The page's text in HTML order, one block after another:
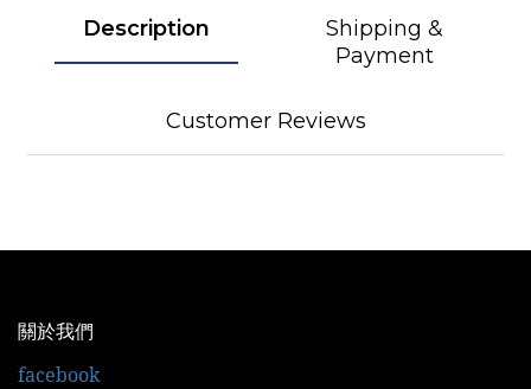
Description
Shipping &
Payment
Customer Reviews
關於我們
facebook